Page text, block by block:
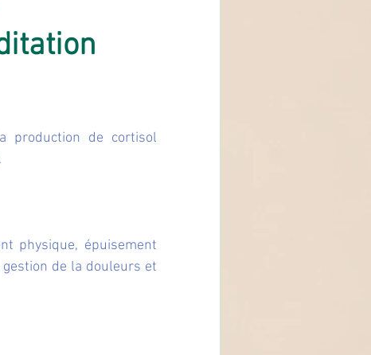
Naturo
production de cortisol
physique, épuisement
de la douleurs et